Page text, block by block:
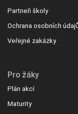
Partneři školy
Ochrana osobních údajů
Veřejné zakázky
Pro žáky
Plán akcí
Maturity